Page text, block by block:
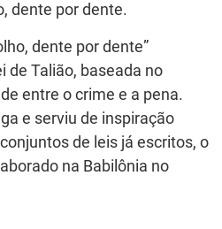
dente por dente.
dente por dente”
de Talião, baseada no
entre o crime e a pena.
e serviu de inspiração
de leis já escritos, o
na Babilônia no